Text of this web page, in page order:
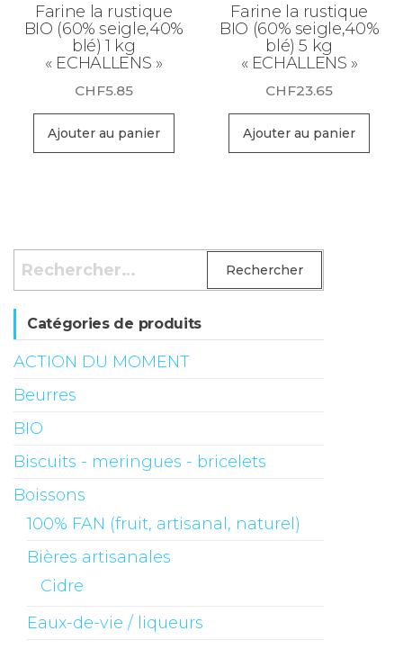
Farine la rustique
BIO (60% seigle,40%
blé) 1 kg
« ECHALLENS »
CHF5.85
Ajouter au panier
Farine la rustique
BIO (60% seigle,40%
blé) 5 kg
« ECHALLENS »
CHF23.65
Ajouter au panier
Rechercher :
Catégories de produits
ACTION DU MOMENT
Beurres
BIO
Biscuits - meringues - bricelets
Boissons
100% FAN (fruit, artisanal, naturel)
Bières artisanales
Cidre
Eaux-de-vie / liqueurs